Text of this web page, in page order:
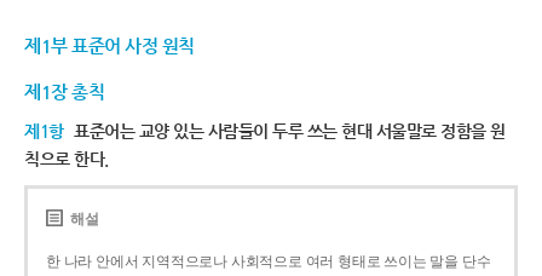
제1부 표준어 사정 원칙
제1장 총칙
제1항 표준어는 교양 있는 사람들이 두루 쓰는 현대 서울말로 정함을 원
칙으로 한다.
해설
한 나라 안에서 지역적으로나 사회적으로 여러 형태로 쓰이는 말을 단수